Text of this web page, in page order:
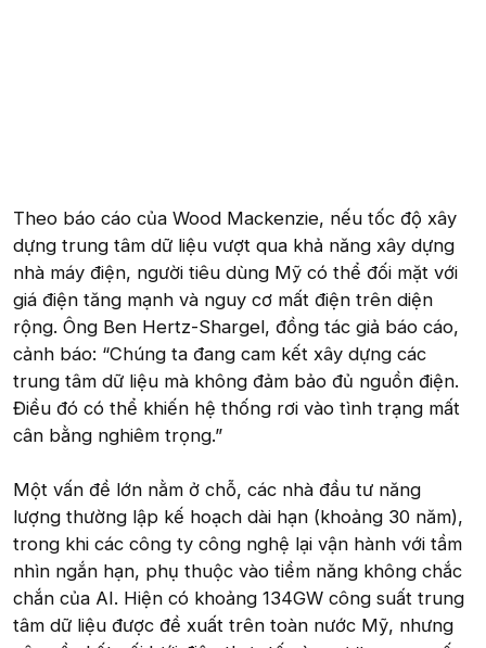
Theo báo cáo của Wood Mackenzie, nếu tốc độ xây
dựng trung tâm dữ liệu vượt qua khả năng xây dựng
nhà máy điện, người tiêu dùng Mỹ có thể đối mặt với
giá điện tăng mạnh và nguy cơ mất điện trên diện
rộng. Ông Ben Hertz-Shargel, đồng tác giả báo cáo,
cảnh báo: “Chúng ta đang cam kết xây dựng các
trung tâm dữ liệu mà không đảm bảo đủ nguồn điện.
Điều đó có thể khiến hệ thống rơi vào tình trạng mất
cân bằng nghiêm trọng.”
Một vấn đề lớn nằm ở chỗ, các nhà đầu tư năng
lượng thường lập kế hoạch dài hạn (khoảng 30 năm),
trong khi các công ty công nghệ lại vận hành với tầm
nhìn ngắn hạn, phụ thuộc vào tiềm năng không chắc
chắn của AI. Hiện có khoảng 134GW công suất trung
tâm dữ liệu được đề xuất trên toàn nước Mỹ, nhưng